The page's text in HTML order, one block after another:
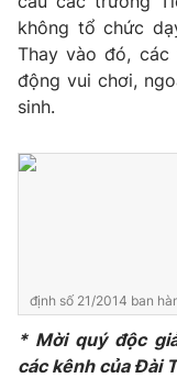
Nhân vật
Khán giả
Giải sao mai
Âm nhạc
Sao
Đời sống
Du lịch
Làm đẹp
Chất lượng cuộc
Giáo dục
Học trực tuyến
Công nghệ
Hitech Công
Giao lưu trực
Chuyên mục khác
không tổ chức
Thay vào đó,
động vui chơi,
sinh.
định số 21/2014 ban
* Mời quý độc
các kênh của Đài